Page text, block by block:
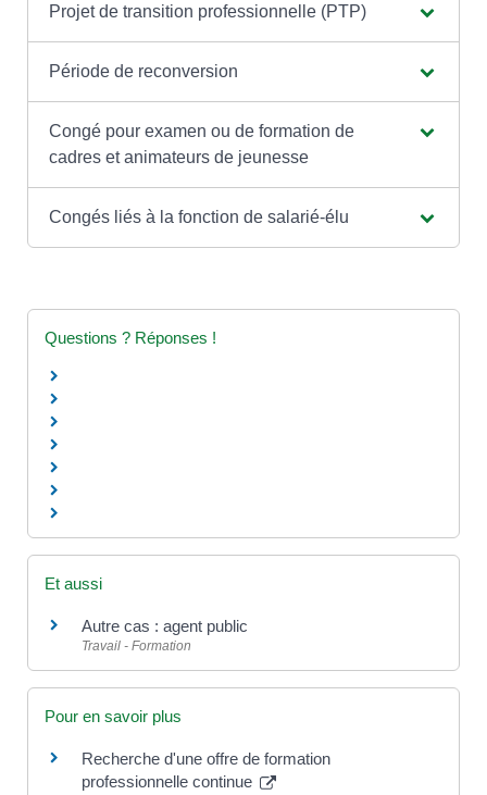
Projet de transition professionnelle (PTP)
Période de reconversion
Congé pour examen ou de formation de
cadres et animateurs de jeunesse
Congés liés à la fonction de salarié-élu
Questions ? Réponses !
Et aussi
Autre cas : agent public
Travail - Formation
Pour en savoir plus
Recherche d'une offre de formation
professionnelle continue